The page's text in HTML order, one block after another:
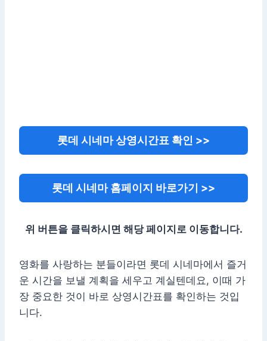
롯데 시네마 상영시간표 확인 >>
롯데 시네마 홈페이지 바로가기 >>
위 버튼을 클릭하시면 해당 페이지로 이동합니다.
영화를 사랑하는 분들이라면 롯데 시네마에서 즐거
운 시간을 보낼 계획을 세우고 계실텐데요, 이때 가
장 중요한 것이 바로 상영시간표를 확인하는 것입
니다.